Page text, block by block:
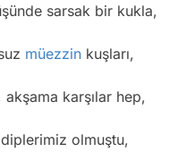
sarsak bir kukla,
müezzin kuşları,
akşama karşılar hep,
olmuştu,